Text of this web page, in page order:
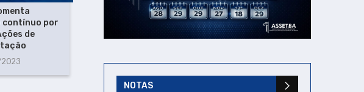
contínuo por
de
ASSETBA amplia prazo para
formação de novos grupos
em ações...
instalação da Mesa
Negociação
27/07/2026
NOTAS